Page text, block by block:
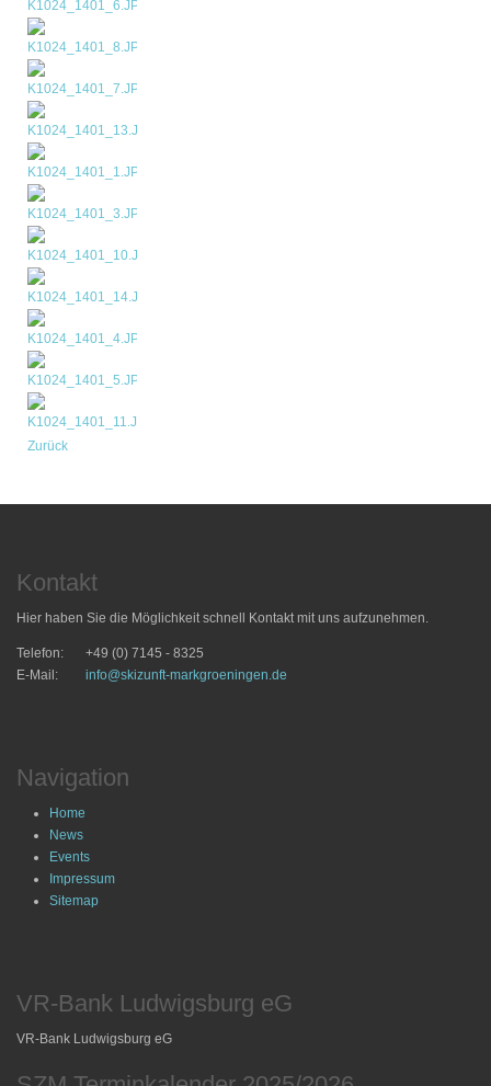
Zurück
Kontakt
Hier haben Sie die Möglichkeit schnell Kontakt mit uns aufzunehmen.
Telefon:
+49 (0) 7145 - 8325
E-Mail:
info@skizunft-markgroeningen.de
Navigation
Home
News
Events
Impressum
Sitemap
VR-Bank Ludwigsburg eG
VR-Bank Ludwigsburg eG